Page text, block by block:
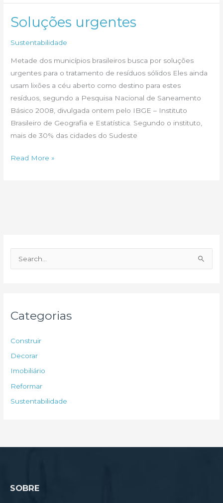
criar
índice
imobiliário.
BM&F
Soluções urgentes
Sustentabilidade
Metade dos municípios brasileiros busca por soluções
urgentes para o tratamento de resíduos sólidos Eles ainda
usam lixões a céu aberto como destino para estes
resíduos, segundo a Pesquisa Nacional de Saneamento
Básico 2008, divulgada ontem pelo IBGE – Instituto
Brasileiro de Geografia e Estatística. Segundo o instituto,
mais de 30% das cidades do Sudeste
Soluções
Read More »
e
p
o
r
Categorias
Construir
Decorar
Imobiliário
Reformar
Sustentabilidade
SOBRE